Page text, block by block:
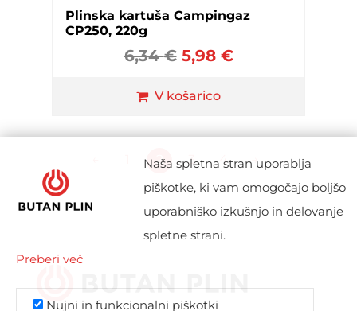
Naša spletna stran uporablja
piškotke, ki vam omogočajo boljšo
uporabniško izkušnjo in delovanje
spletne strani.
Preberi več
Nujni in funkcionalni piškotki
Plinska kartuša Campingaz
CP250, 220g
6,34€ 5,98€
V košarico
2 3 4 →